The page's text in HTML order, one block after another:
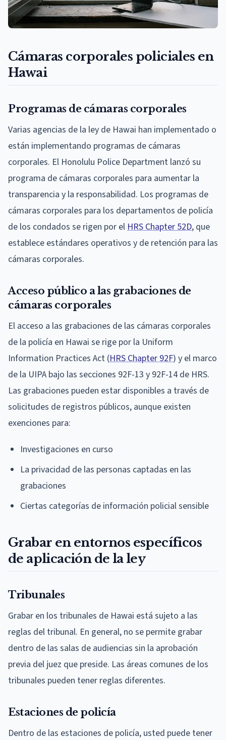
Cámaras corporales policiales en
Hawai
Programas de cámaras corporales
Varias agencias de la ley de Hawai han implementado o
están implementando programas de cámaras
corporales. El Honolulu Police Department lanzó su
programa de cámaras corporales para aumentar la
transparencia y la responsabilidad. Los programas de
cámaras corporales para los departamentos de policía
de los condados se rigen por elHRS Chapter 52D, que
establece estándares operativos y de retención para las
cámaras corporales.
Acceso público a las grabaciones de
cámaras corporales
El acceso a las grabaciones de las cámaras corporales
de la policía en Hawai se rige por la Uniform
Information Practices Act (HRS Chapter 92F) y el marco
de la UIPA bajo las secciones 92F-13 y 92F-14 de HRS.
Las grabaciones pueden estar disponibles a través de
solicitudes de registros públicos, aunque existen
exenciones para:
Investigaciones en curso
La privacidad de las personas captadas en las
grabaciones
Ciertas categorías de información policial sensible
Grabar en entornos específicos
de aplicación de la ley
Tribunales
Grabar en los tribunales de Hawai está sujeto a las
reglas del tribunal. En general, no se permite grabar
dentro de las salas de audiencias sin la aprobación
previa del juez que preside. Las áreas comunes de los
tribunales pueden tener reglas diferentes.
Estaciones de policía
Dentro de las estaciones de policía, usted puede tener